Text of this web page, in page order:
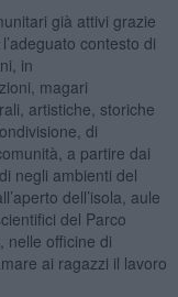
già attivi grazie
contesto di
in
magari
artistiche, storiche
di
a partire dai
negli ambienti del
dell’isola, aule
del Parco
nelle officine di
ai ragazzi il lavoro